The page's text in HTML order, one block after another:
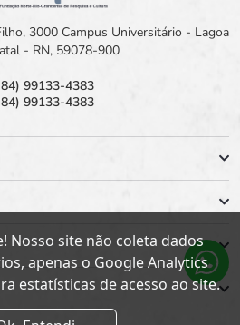
3000 Campus Universitário - Lagoa
- RN, 59078-900
99133-4383
99133-4383
Nosso site não coleta dados
apenas o Google Analytics
estatísticas de acesso ao site.